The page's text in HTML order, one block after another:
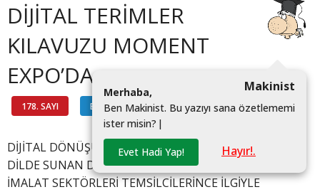
DİJİTAL TERİMLER
KILAVUZU MOMENT
EXPO’DA
178. SAYI BİLGİ HATTI #
Makinist
Merhaba,
Ben Makinist. Bu yazıyı sana özetlememi
ister misin? |
Evet Hadi Yap! Hayır!.
DİJİTAL DÖNÜŞÜMÜN 700’E YAKIN KAVRAMINI ÜÇ
DİLDE SUNAN DİJİTAL TERİMLER KILAVUZU, TÜM
İMALAT SEKTÖRLERİ TEMSİLCİLERİNCE İLGİYLE